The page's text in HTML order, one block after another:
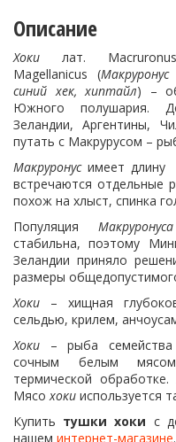
Описание
Хоки лат. Macruronus
Magellanicus (
синий хек, хиптайл) –
Южного полушария.
Зеландии, Аргентины,
путать с Макрурусом –
Макруронусимеет длину
встречаются отдельные
похож на хлыст, спинка
Популяция
стабильна, поэтому
Зеландии приняло
размеры
Хоки – хищная
сельдью, крилем,
Хоки – рыба семейства
сочным белым
термической
Мясохоки используется
Купить тушки хоки с
нашем интернет-магазине.